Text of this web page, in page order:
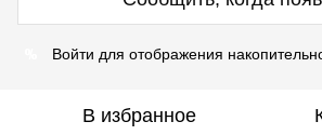
Войти для отображения
В избранное